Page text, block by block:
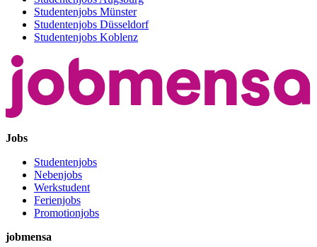
Studentenjobs Münster
Studentenjobs Düsseldorf
Studentenjobs Koblenz
Jobs
Studentenjobs
Nebenjobs
Werkstudent
Ferienjobs
Promotionjobs
jobmensa